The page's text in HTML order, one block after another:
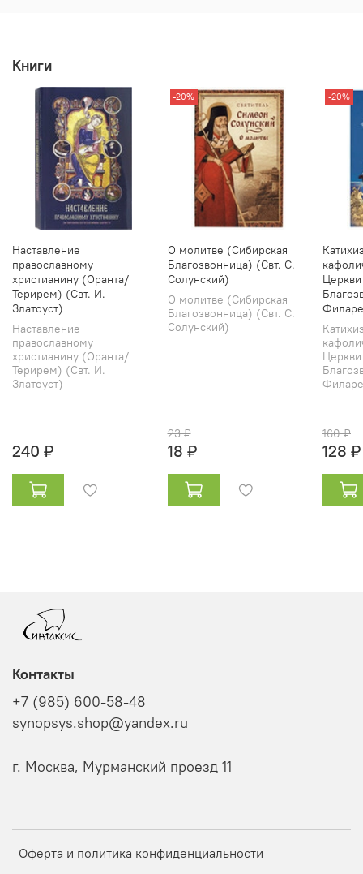
Книги
Наставление
православному
христианину (Оранта/
Терирем) (Свт. И.
Златоуст)
Наставление
православному
христианину (Оранта/
Терирем) (Свт. И.
Златоуст)
240 ₽
-20%
О молитве (Сибирская
Благозвонница) (Свт. С.
Солунский)
О молитве (Сибирская
Благозвонница) (Свт. С.
Солунский)
23 ₽
18 ₽
-20%
160 ₽
128 ₽
Оферта и политика конфиденциальности
Контакты
+7 (985) 600-58-48
synopsys.shop@yandex.ru
г. Москва, Мурманский проезд 11